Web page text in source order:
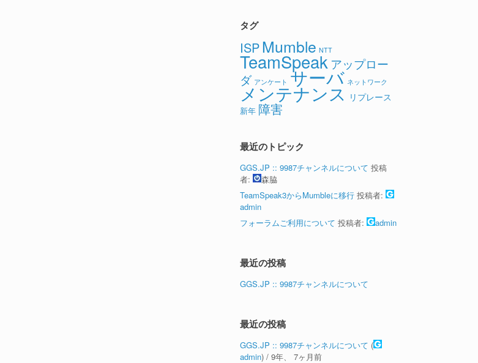
タグ
ISPMumble NTT
TeamSpeak アップロー
ダ アンケート サーバ ネットワーク
メンテナンス リプレース
新年 障害
最近のトピック
GGS.JP :: 9987チャンネルについて 投稿
者:
森脇
TeamSpeak3からMumbleに移行 投稿者:
admin
フォーラムご利用について 投稿者: admin
最近の投稿
GGS.JP :: 9987チャンネルについて
最近の投稿
GGS.JP :: 9987チャンネルについて (
admin) /9年、 7ヶ月前